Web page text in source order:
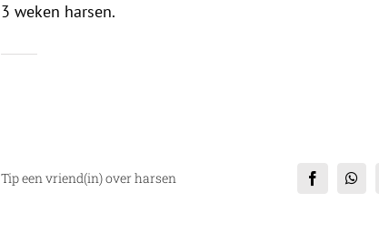
3 weken harsen.
Tip een vriend(in) over harsen